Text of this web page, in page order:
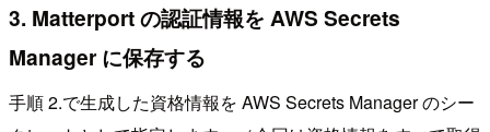
3. Matterport の認証情報を AWS Secrets
Manager に保存する
手順 2.で生成した資格情報を AWS Secrets Manager のシー